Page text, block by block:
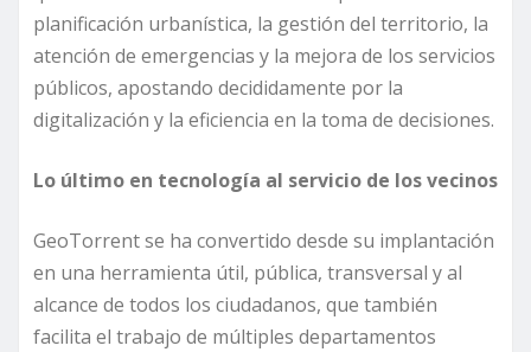
planificación urbanística, la gestión del territorio, la
atención de emergencias y la mejora de los servicios
públicos, apostando decididamente por la
digitalización y la eficiencia en la toma de decisiones.
Lo último en tecnología al servicio de los vecinos
GeoTorrent se ha convertido desde su implantación
en una herramienta útil, pública, transversal y al
alcance de todos los ciudadanos, que también
facilita el trabajo de múltiples departamentos